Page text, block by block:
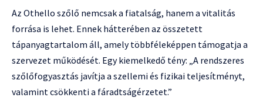
Az Othello szőlő nemcsak a fiatalság, hanem a vitalitás
forrása is lehet. Ennek hátterében az összetett
tápanyagtartalom áll, amely többféleképpen támogatja a
szervezet működését. Egy kiemelkedő tény: „A rendszeres
szőlőfogyasztás javítja a szellemi és fizikai teljesítményt,
valamint csökkenti a fáradtságérzetet.”